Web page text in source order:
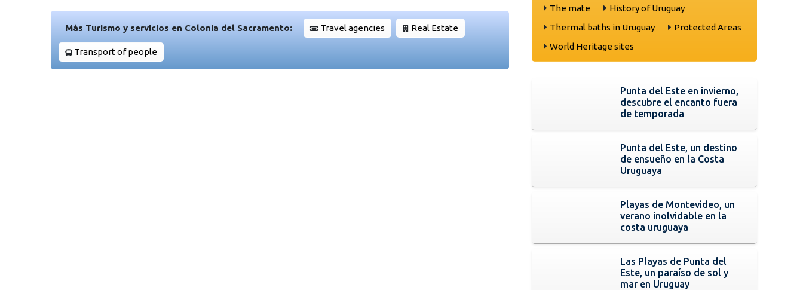
Más Turismo y servicios en Colonia del Sacramento: Travel agencies Real Estate
Transport of people
The mate
History of Uruguay
Thermal baths in Uruguay
Protected Areas
World Heritage sites
Punta del Este en invierno,
descubre el encanto fuera
de temporada
Punta del Este, un destino
de ensueño en la Costa
Uruguaya
Playas de Montevideo, un
verano inolvidable en la
costa uruguaya
Las Playas de Punta del
Este, un paraíso de sol y
mar en Uruguay